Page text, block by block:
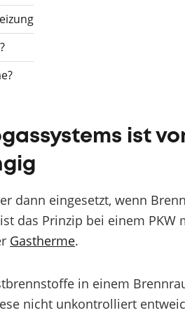
ist
dann eingesetzt, wenn
das Prinzip bei einem
Gastherme.
in einem
nicht unkontrolliert